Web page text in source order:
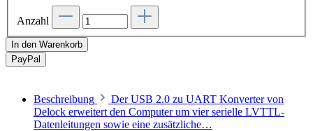
Anzahl
In den Warenkorb
PayPal
Beschreibung
Der USB 2.0 zu UART Konverter von
Delock erweitert den Computer um vier serielle LVTTL-
Datenleitungen sowie eine zusätzliche…